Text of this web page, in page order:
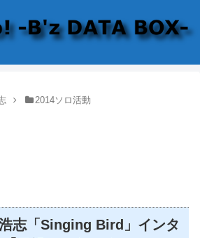
2014ソロ活動
志「Singing Bird」インタ